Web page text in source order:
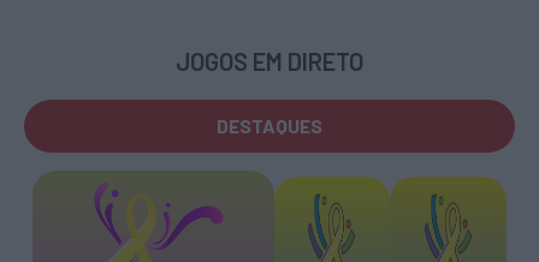
JOGOS EM DIRETO
DESTAQUES